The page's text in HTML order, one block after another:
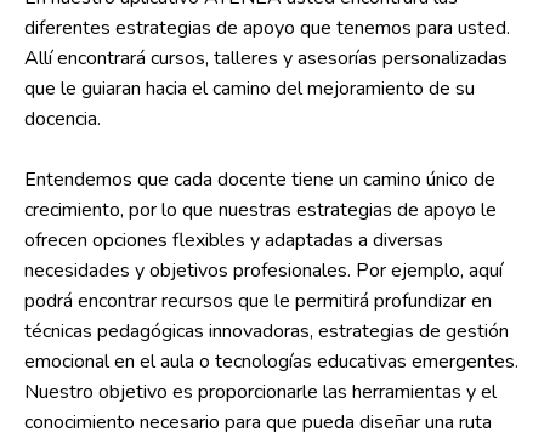
diferentes estrategias de apoyo que tenemos para usted.
Allí encontrará cursos, talleres y asesorías personalizadas
que le guiaran hacia el camino del mejoramiento de su
docencia.
Entendemos que cada docente tiene un camino único de
crecimiento, por lo que nuestras estrategias de apoyo le
ofrecen opciones flexibles y adaptadas a diversas
necesidades y objetivos profesionales. Por ejemplo, aquí
podrá encontrar recursos que le permitirá profundizar en
técnicas pedagógicas innovadoras, estrategias de gestión
emocional en el aula o tecnologías educativas emergentes.
Nuestro objetivo es proporcionarle las herramientas y el
conocimiento necesario para que pueda diseñar una ruta